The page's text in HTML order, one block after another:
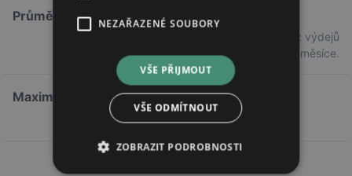
Průměrná cena
Průměrná cena z výdejů
předchozího měsíce.
Maximální doplatek
0,00 Kč
NEZAŘAZENÉ SOUBORY
VŠE PŘIJMOUT
VŠE ODMÍTNOUT
ZOBRAZIT PODROBNOSTI